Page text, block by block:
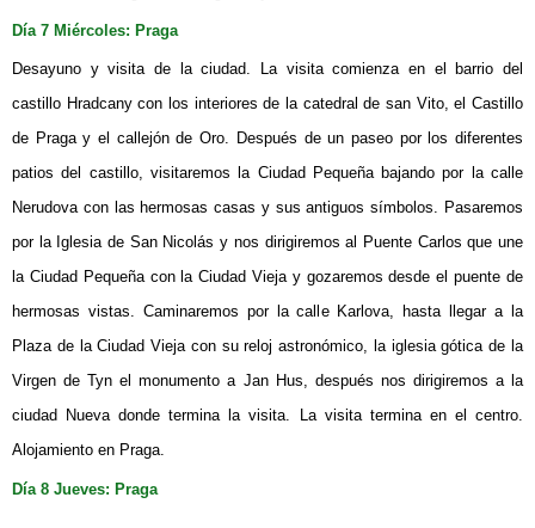
Día 7 Miércoles: Praga
Desayuno y visita de la ciudad. La visita comienza en el barrio del
castillo Hradcany con los interiores de la catedral de san Vito, el Castillo
de Praga y el callejón de Oro. Después de un paseo por los diferentes
patios del castillo, visitaremos la Ciudad Pequeña bajando por la calle
Nerudova con las hermosas casas y sus antiguos símbolos. Pasaremos
por la Iglesia de San Nicolás y nos dirigiremos al Puente Carlos que une
la Ciudad Pequeña con la Ciudad Vieja y gozaremos desde el puente de
hermosas vistas. Caminaremos por la calle Karlova, hasta llegar a la
Plaza de la Ciudad Vieja con su reloj astronómico, la iglesia gótica de la
Virgen de Tyn el monumento a Jan Hus, después nos dirigiremos a la
ciudad Nueva donde termina la visita. La visita termina en el centro.
Alojamiento en Praga.
Día 8 Jueves: Praga